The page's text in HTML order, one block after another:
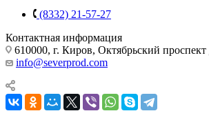
(8332) 21-57-27
Контактная информация
610000, г. Киров, Октябрьский проспект
info@severprod.com